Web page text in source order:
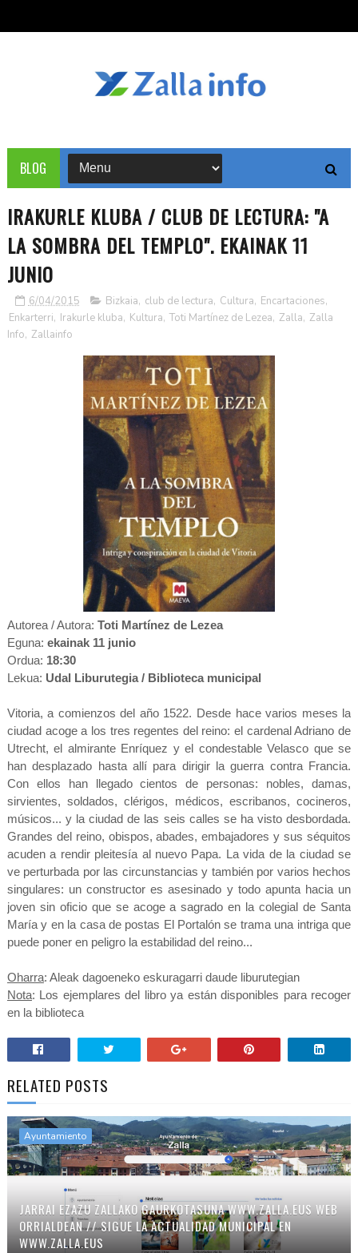
BLOG
IRAKURLE KLUBA / CLUB DE LECTURA: "A
LA SOMBRA DEL TEMPLO". EKAINAK 11
JUNIO
6/04/2015 Bizkaia, club de lectura, Cultura, Encartaciones,
Enkarterri, Irakurle kluba, Kultura, Toti Martínez de Lezea, Zalla, Zalla
Info, Zallainfo
Autorea / Autora: Toti Martínez de Lezea
Eguna: ekainak 11 junio
Ordua: 18:30
Lekua: Udal Liburutegia / Biblioteca municipal
Vitoria, a comienzos del año 1522. Desde hace varios meses la
ciudad acoge a los tres regentes del reino: el cardenal Adriano de
Utrecht, el almirante Enríquez y el condestable Velasco que se
han desplazado hasta allí para dirigir la guerra contra Francia.
Con ellos han llegado cientos de personas: nobles, damas,
sirvientes, soldados, clérigos, médicos, escribanos, cocineros,
músicos... y la ciudad de las seis calles se ha visto desbordada.
Grandes del reino, obispos, abades, embajadores y sus séquitos
acuden a rendir pleitesía al nuevo Papa. La vida de la ciudad se
ve perturbada por las circunstancias y también por varios hechos
singulares: un constructor es asesinado y todo apunta hacia un
joven sin oficio que se acoge a sagrado en la colegial de Santa
María y en la casa de postas El Portalón se trama una intriga que
puede poner en peligro la estabilidad del reino...
Oharra: Aleak dagoeneko eskuragarri daude liburutegian
Nota: Los ejemplares del libro ya están disponibles para recoger
en la biblioteca
RELATED POSTS
Ayuntamiento
JARRAI EZAZU ZALLAKO GAURKOTASUNA WWW.ZALLA.EUS WEB
ORRIALDEAN // SIGUE LA ACTUALIDAD MUNICIPAL EN
WWW.ZALLA.EUS